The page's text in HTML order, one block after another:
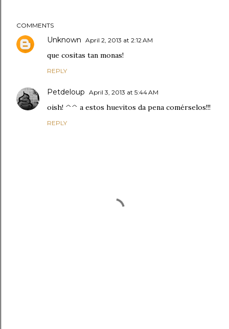
COMMENTS
Unknown April 2, 2013 at 2:12 AM
que cositas tan monas!
REPLY
Petdeloup April 3, 2013 at 5:44 AM
oish! ^^ a estos huevitos da pena comérselos!!!
REPLY